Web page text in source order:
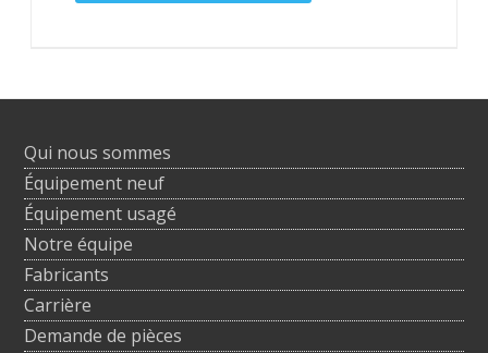
Qui nous sommes
Équipement neuf
Équipement usagé
Notre équipe
Fabricants
Carrière
Demande de pièces